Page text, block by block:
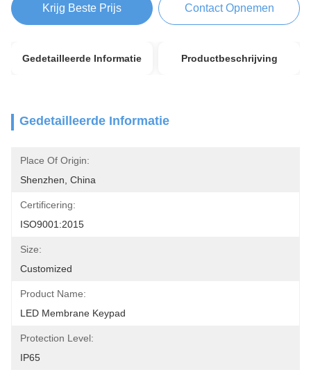
Krijg Beste Prijs Contact Opnemen
Gedetailleerde Informatie Productbeschrijving
Gedetailleerde Informatie
Place Of Origin:
Shenzhen, China
Certificering:
ISO9001:2015
Size:
Customized
Product Name:
LED Membrane Keypad
Protection Level:
IP65